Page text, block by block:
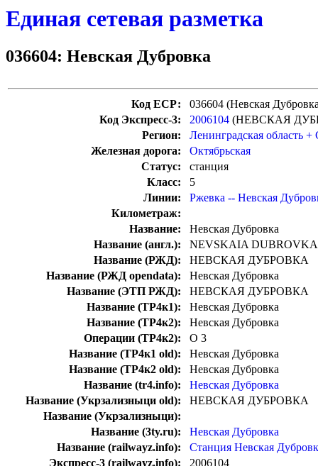
Единая сетевая разметка
036604: Невская Дубровка
Код ЕСР:
036604 (Невская
Код Экспресс-3:
2006104 (НЕВСКАЯ
Регион:
Ленинградская область +
Железная дорога:
Октябрьская
Статус:
станция
Класс:
5
Линии:
Ржевка -- Невская
Километраж:
Название:
Невская Дубровка
Название (англ.):
NEVSKAIA DUBROVKA
Название (РЖД):
НЕВСКАЯ ДУБРОВКА
Название (РЖД opendata):
Невская Дубровка
Название (ЭТП РЖД):
НЕВСКАЯ ДУБРОВКА
Название (ТР4к1):
Невская Дубровка
Название (ТР4к2):
Невская Дубровка
Операции (ТР4к2):
О 3
Название (ТР4к1 old):
Невская Дубровка
Название (ТР4к2 old):
Невская Дубровка
Название (tr4.info):
Невская Дубровка
Название (Укрзализныци old):
НЕВСКАЯ ДУБРОВКА
Название (Укрзализныци):
Название (3ty.ru):
Невская Дубровка
Название (railwayz.info):
Станция Невская
Экспресс-3 (railwayz.info):
2006104